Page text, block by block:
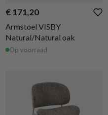
€ 171,20
Armstoel VISBY
Natural/Natural oak
Op voorraad